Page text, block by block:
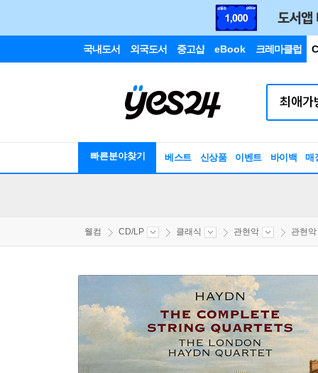
국내도서 외국도서 중고샵 eBook 크레마클럽
빠른분야찾기 베스트 신상품 이벤트 바이백 매
웰컴 CD/LP 클래식 관현악 관현